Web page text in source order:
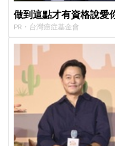
做到這點才有資格說愛
PR・台灣癌症基金會